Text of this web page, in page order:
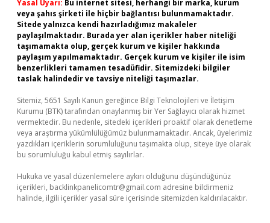
Yasal Uyarı: Bu internet sitesi, herhangi bir marka, kurum
veya şahıs şirketi ile hiçbir bağlantısı bulunmamaktadır.
Sitede yalnızca kendi hazırladığımız makaleler
paylaşılmaktadır. Burada yer alan içerikler haber niteliği
taşımamakta olup, gerçek kurum ve kişiler hakkında
paylaşım yapılmamaktadır. Gerçek kurum ve kişiler ile isim
benzerlikleri tamamen tesadüfidir. Sitemizdeki bilgiler
taslak halindedir ve tavsiye niteliği taşımazlar.
Sitemiz, 5651 Sayılı Kanun gereğince Bilgi Teknolojileri ve İletişim
Kurumu (BTK) tarafından onaylanmış bir Yer Sağlayıcı olarak hizmet
vermektedir. Bu nedenle, sitedeki içerikleri proaktif olarak denetleme
veya araştırma yükümlülüğümüz bulunmamaktadır. Ancak, üyelerimiz
yazdıkları içeriklerin sorumluluğunu taşımakta olup, siteye üye olarak
bu sorumluluğu kabul etmiş sayılırlar.
Hukuka ve yasal düzenlemelere aykırı olduğunu düşündüğünüz
içerikleri, backlinkpanelicomtr@gmail.com adresine bildirmeniz
halinde, ilgili içerikler yasal süre içerisinde sitemizden kaldırılacaktır.